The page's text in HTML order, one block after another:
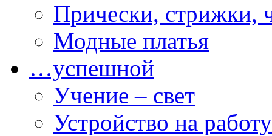
Прически, стрижки,
Модные платья
…успешной
Учение – свет
Устройство на работу